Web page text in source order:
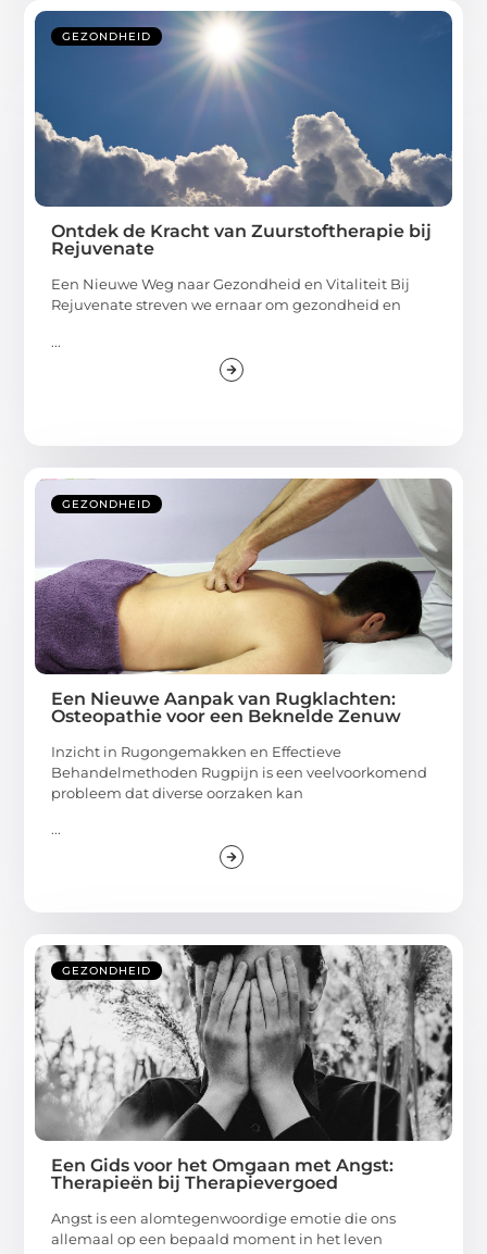
GEZONDHEID
Ontdek de Kracht van Zuurstoftherapie bij
Rejuvenate
Een Nieuwe Weg naar Gezondheid en Vitaliteit Bij
Rejuvenate streven we ernaar om gezondheid en
...
GEZONDHEID
Een Nieuwe Aanpak van Rugklachten:
Osteopathie voor een Beknelde Zenuw
Inzicht in Rugongemakken en Effectieve
Behandelmethoden Rugpijn is een veelvoorkomend
probleem dat diverse oorzaken kan
...
GEZONDHEID
Een Gids voor het Omgaan met Angst:
Therapieën bij Therapievergoed
Angst is een alomtegenwoordige emotie die ons
allemaal op een bepaald moment in het leven